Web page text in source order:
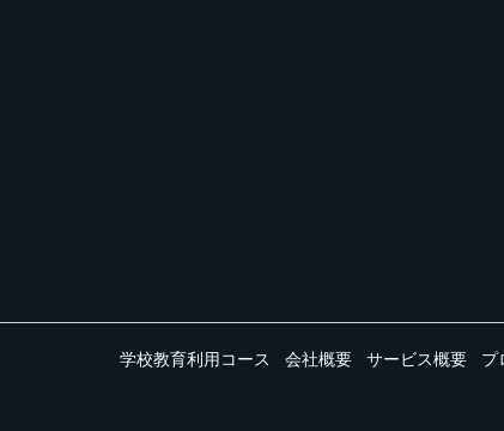
学校教育利用コース 会社概要 サービス概要 プ